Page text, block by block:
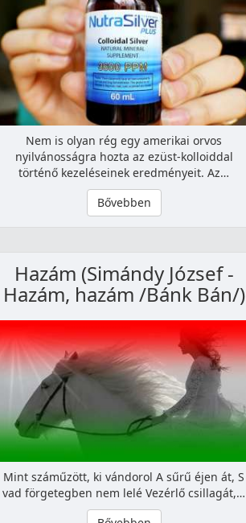
Nem is olyan rég egy amerikai orvos
nyilvánosságra hozta az ezüst-kolloiddal
történő kezeléseinek eredményeit. Az…
Bővebben
Hazám (Simándy József -
Hazám, hazám /Bánk Bán/)
Mint száműzött, ki vándorol A sűrű éjen át, S
vad förgetegben nem lelé Vezérlő csillagát,…